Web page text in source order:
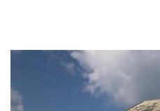
et PVC 51